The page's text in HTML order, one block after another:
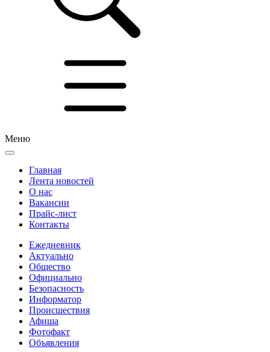
Меню
Главная
Лента новостей
О нас
Вакансии
Прайс-лист
Контакты
Ежедневник
Актуально
Общество
Официально
Безопасность
Информатор
Происшествия
Афиша
Фотофакт
Объявления